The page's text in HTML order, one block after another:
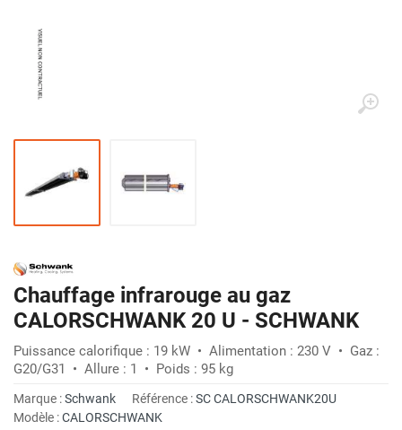
Chauffage infrarouge au gaz
CALORSCHWANK 20 U - SCHWANK
Puissance calorifique : 19 kW • Alimentation : 230 V • Gaz :
G20/G31 • Allure : 1 • Poids : 95 kg
Marque :Schwank Référence :SC CALORSCHWANK20U
Modèle :CALORSCHWANK